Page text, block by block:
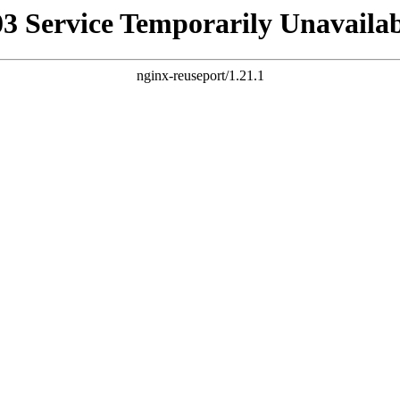
Service Temporarily
nginx-reuseport/1.21.1